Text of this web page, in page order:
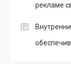
рекламе